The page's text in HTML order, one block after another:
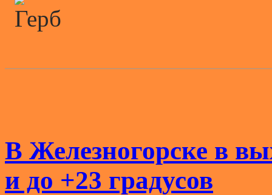
В Железногорске в
и до +23 градусов